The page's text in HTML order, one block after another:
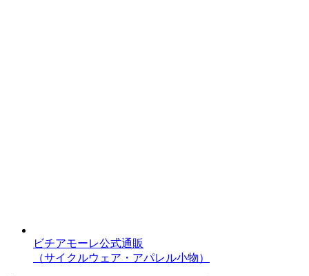
ビチアモーレ公式通販
（サイクルウェア・アパレル小物）